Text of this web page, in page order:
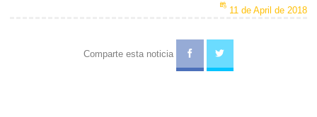
11 de April de 2018
Comparte esta noticia